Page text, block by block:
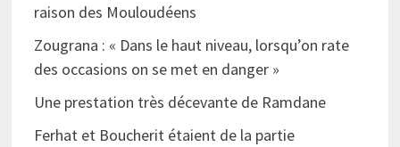
raison des Mouloudéens
Zougrana : « Dans le haut niveau, lorsqu’on rate
des occasions on se met en danger »
Une prestation très décevante de Ramdane
Ferhat et Boucherit étaient de la partie